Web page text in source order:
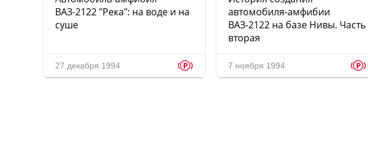
ВАЗ-2122 "Река": на воде и на
суше
27 декабря 1994 p
автомобиля-амфибии
ВАЗ-2122 на базе Нивы. Часть
вторая
7 ноября 1994 p